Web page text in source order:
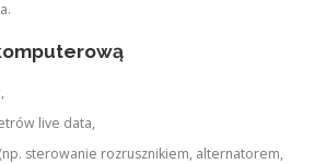
live data,
sterowanie rozrusznikiem, alternatorem,